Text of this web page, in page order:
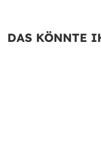
DAS KÖNNTE